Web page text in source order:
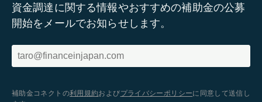
資金調達に関する情報やおすすめの補助金の公募
開始をメールでお知らせします。
補助金コネクトの利用規約およびプライバシーポリシーに同意して送信し